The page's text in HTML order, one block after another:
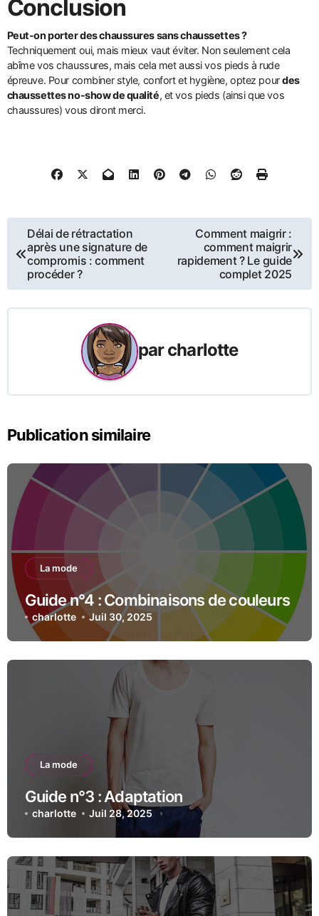
Conclusion
Peut-on porter des chaussures sans chaussettes ?
Techniquement oui, mais mieux vaut éviter. Non seulement cela
abîme vos chaussures, mais cela met aussi vos pieds à rude
épreuve. Pour combiner style, confort et hygiène, optez pourdes
chaussettes no-show de qualité, et vos pieds (ainsi que vos
chaussures) vous diront merci.
Navigation
de
l’article
Délai de rétractation
après une signature de
compromis : comment
procéder ?
Comment maigrir :
comment maigrir
rapidement ? Le guide
complet 2025
parcharlotte
Publication similaire
La mode
Guide n°4 : Combinaisons de couleurs
charlotte Juil 30, 2025
La mode
Guide n°3 : Adaptation
charlotte Juil 28, 2025